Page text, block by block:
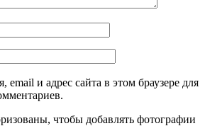
email и адрес сайта в этом браузере для
чтобы добавлять фотографии